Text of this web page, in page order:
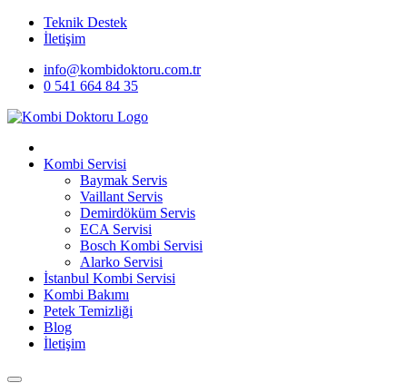
Teknik Destek
İletişim
info@kombidoktoru.com.tr
0 541 664 84 35
Kombi Servisi
Baymak Servis
Vaillant Servis
Demirdöküm Servis
ECA Servisi
Bosch Kombi Servisi
Alarko Servisi
İstanbul Kombi Servisi
Kombi Bakımı
Petek Temizliği
Blog
İletişim